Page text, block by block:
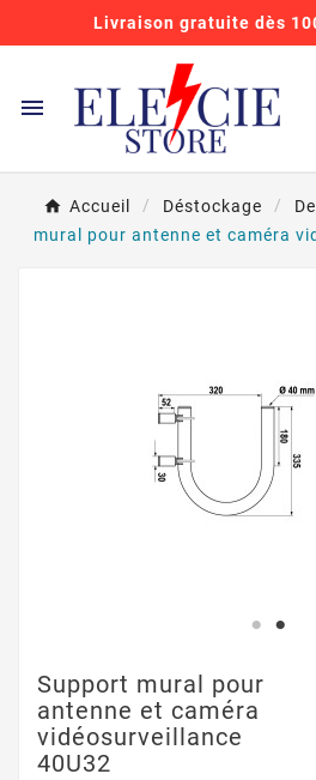
Livraison gratuite dès

Accueil Déstockage
mural pour antenne et caméra
Support mural pour
antenne et caméra
vidéosurveillance
40U32